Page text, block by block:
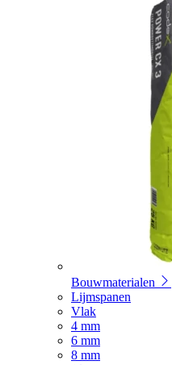
Bouwmaterialen
Lijmspanen
Vlak
4 mm
6 mm
8 mm